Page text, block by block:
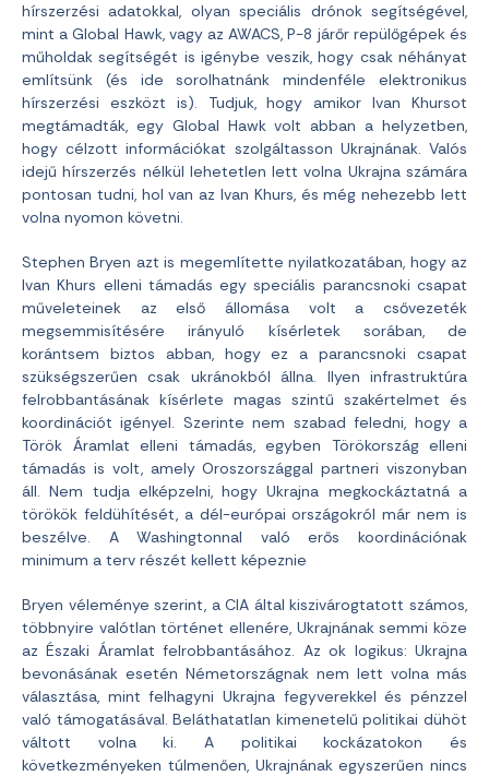
hírszerzési adatokkal, olyan speciális drónok segítségével,
mint a Global Hawk, vagy az AWACS, P-8 járőr repülőgépek és
műholdak segítségét is igénybe veszik, hogy csak néhányat
említsünk (és ide sorolhatnánk mindenféle elektronikus
hírszerzési eszközt is). Tudjuk, hogy amikor Ivan Khursot
megtámadták, egy Global Hawk volt abban a helyzetben,
hogy célzott információkat szolgáltasson Ukrajnának. Valós
idejű hírszerzés nélkül lehetetlen lett volna Ukrajna számára
pontosan tudni, hol van az Ivan Khurs, és még nehezebb lett
volna nyomon követni.
Stephen Bryen azt is megemlítette nyilatkozatában, hogy az
Ivan Khurs elleni támadás egy speciális parancsnoki csapat
műveleteinek az első állomása volt a csővezeték
megsemmisítésére irányuló kísérletek sorában, de
korántsem biztos abban, hogy ez a parancsnoki csapat
szükségszerűen csak ukránokból állna. Ilyen infrastruktúra
felrobbantásának kísérlete magas szintű szakértelmet és
koordinációt igényel. Szerinte nem szabad feledni, hogy a
Török Áramlat elleni támadás, egyben Törökország elleni
támadás is volt, amely Oroszországgal partneri viszonyban
áll. Nem tudja elképzelni, hogy Ukrajna megkockáztatná a
törökök feldühítését, a dél-európai országokról már nem is
beszélve. A Washingtonnal való erős koordinációnak
minimum a terv részét kellett képeznie
Bryen véleménye szerint, a CIA által kiszivárogtatott számos,
többnyire valótlan történet ellenére, Ukrajnának semmi köze
az Északi Áramlat felrobbantásához. Az ok logikus: Ukrajna
bevonásának esetén Németországnak nem lett volna más
választása, mint felhagyni Ukrajna fegyverekkel és pénzzel
való támogatásával. Beláthatatlan kimenetelű politikai dühöt
váltott volna ki. A politikai kockázatokon és
következményeken túlmenően, Ukrajnának egyszerűen nincs